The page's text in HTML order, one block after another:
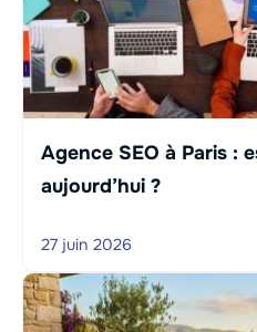
Agence SEO à Paris :
aujourd’hui ?
27 juin 2026